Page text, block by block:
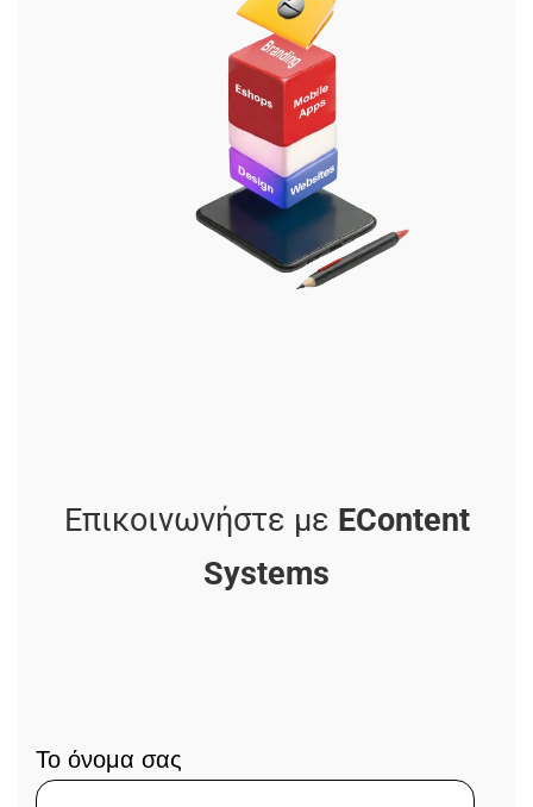
Επικοινωνήστε με ΕContent
Systems
Το όνομα σας